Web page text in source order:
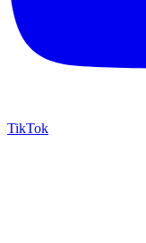
TikTok